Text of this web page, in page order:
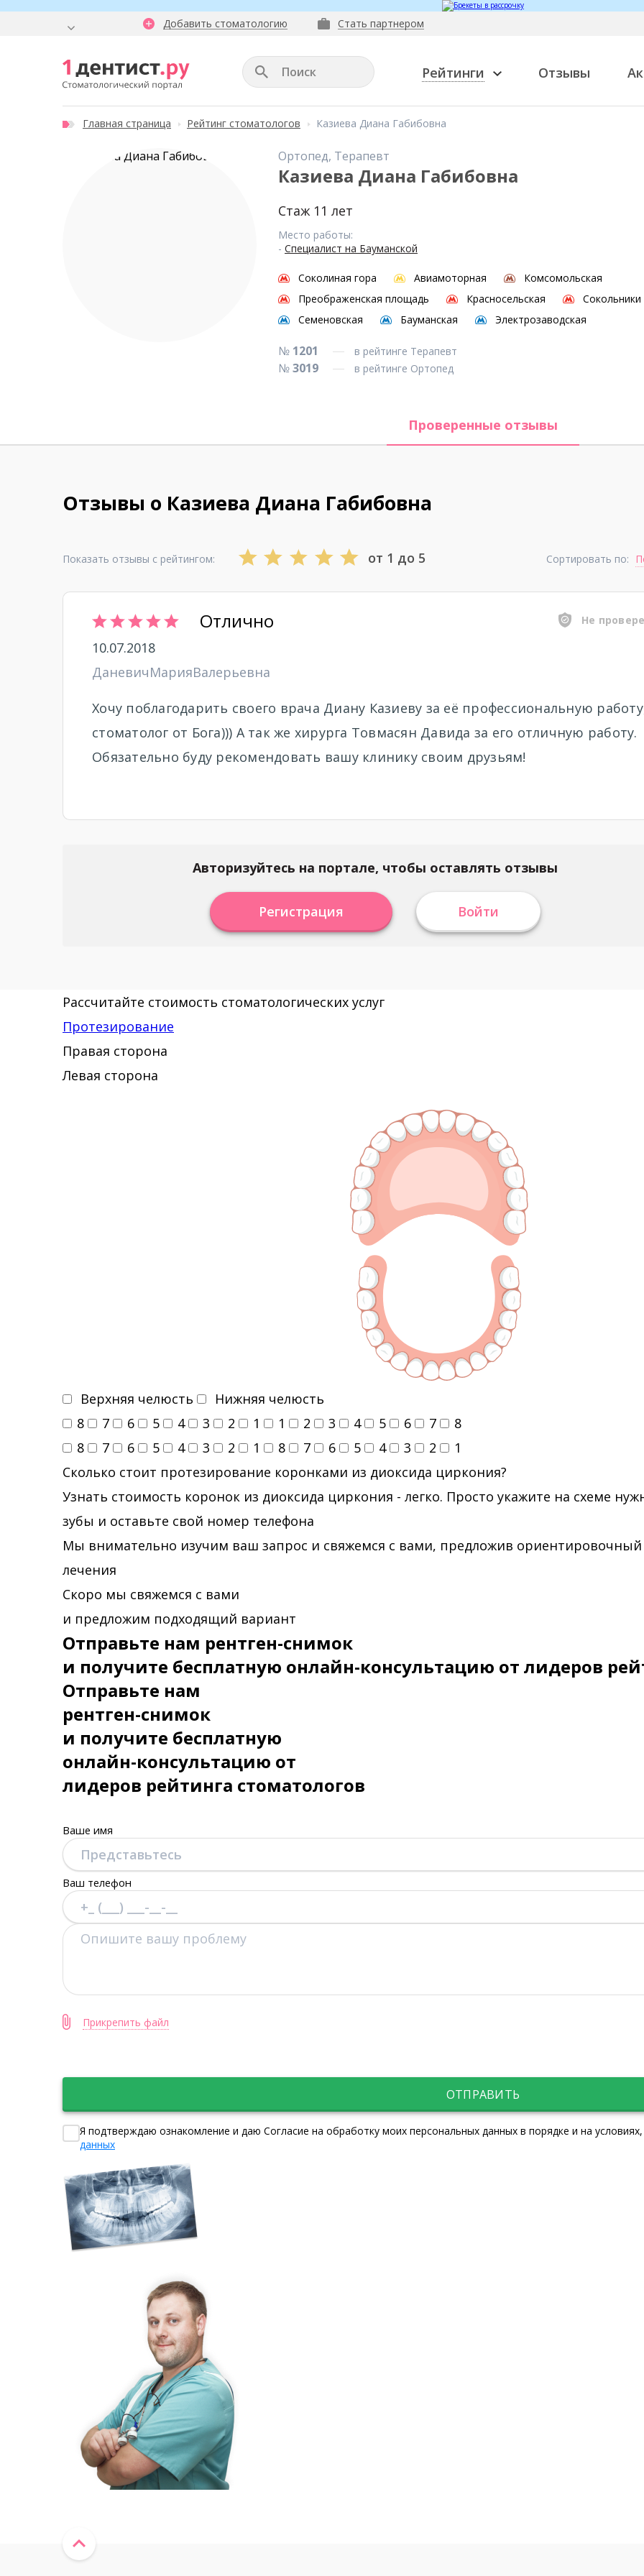
Добавить стоматологию Стать партнером
Рейтинги Отзывы
Главная страница Рейтинг стоматологов Казиева Диана Габибовна
Ортопед, Терапевт
Казиева Диана Габибовна
Стаж 11 лет
Место работы:
- Специалист на Бауманской
Соколиная гора Авиамоторная
Комсомольская
Преображенская площадь
Красносельская
Сокольники
Семеновская
Бауманская Электрозаводская
№ 1201 в рейтинге Терапевт
№3019 в рейтинге Ортопед
Проверенные отзывы
Отзывы о Казиева Диана Габибовна
Показать отзывы с рейтингом: от 1 до 5 Сортировать по:
Отлично Не
10.07.2018
ДаневичМарияВалерьевна
Хочу поблагодарить своего врача Диану Казиеву за её профессиональную
стоматолог от Бога))) А так же хирурга Товмасян Давида за его отличную работу.
Обязательно буду рекомендовать вашу клинику своим друзьям!
Авторизуйтесь на портале, чтобы оставлять отзывы
Регистрация Войти
Рассчитайте стоимость стоматологических услуг
Протезирование
Правая сторона
Левая сторона
Верхняя челюсть
Нижняя челюсть
8
7 6 5 4 3 2 1 1 2 3 4 5 6 7
8
8
7 6 5 4 3 2 1 8 7 6 5 4 3 2
1
Сколько стоит протезирование коронками из диоксида циркония?
Узнать стоимость коронок из диоксида циркония - легко. Просто укажите на схеме
зубы и оставьте свой номер телефона
Мы внимательно изучим ваш запрос и свяжемся с вами, предложив
лечения
Скоро мы свяжемся с вами
и предложим подходящий вариант
Отправьте нам рентген-снимок
и получите бесплатную онлайн-консультацию от лидеров
Отправьте нам
рентген-снимок
и получите бесплатную
онлайн-консультацию от
лидеров рейтинга стоматологов
Ваше имя
Ваш телефон
Прикрепить файл
ОТПРАВИТЬ
Я подтверждаю ознакомление и даю Согласие на обработку моих персональных данных в порядке и на
данных